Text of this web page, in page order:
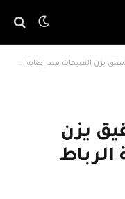
النعيمات بعد إصابة الرباط الصليبي
يزن
الرباط